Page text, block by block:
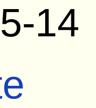
14